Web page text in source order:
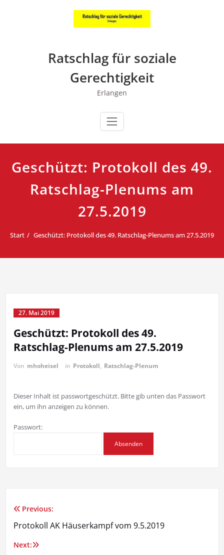
Ratschlag für soziale
Gerechtigkeit
Erlangen
Geschützt: Protokoll des 49.
Ratschlag-Plenums am
27.5.2019
Start Geschützt: Protokoll des 49. Ratschlag-Plenums am 27.5.2019
27. Mai 2019
Geschützt: Protokoll des 49.
Ratschlag-Plenums am 27.5.2019
Von mhoheisel in Protokoll, Ratschlag-Plenum
Dieser Inhalt ist passwortgeschützt. Bitte gib unten das Passwort
ein, um ihn anzeigen zu können.
Passwort:
Beitragsnavigation
Previous:
Protokoll AK Häuserkampf vom 9.5.2019
Next: